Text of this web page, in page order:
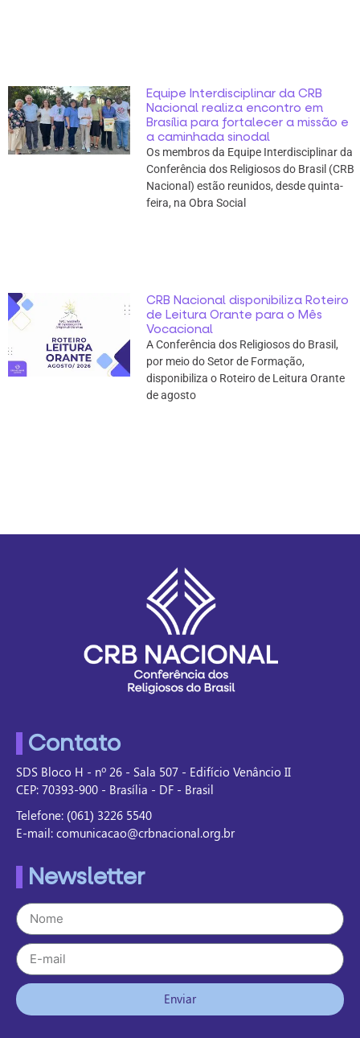
Equipe Interdisciplinar da CRB
Nacional realiza encontro em
Brasília para fortalecer a missão e
a caminhada sinodal
Os membros da Equipe Interdisciplinar da
Conferência dos Religiosos do Brasil (CRB
Nacional) estão reunidos, desde quinta-
feira, na Obra Social
CRB Nacional disponibiliza Roteiro
de Leitura Orante para o Mês
Vocacional
A Conferência dos Religiosos do Brasil,
por meio do Setor de Formação,
disponibiliza o Roteiro de Leitura Orante
de agosto
Contato
SDS Bloco H - nº 26 - Sala 507 - Edifício Venâncio II
CEP: 70393-900 - Brasília - DF - Brasil
Telefone: (061) 3226 5540
E-mail: comunicacao@crbnacional.org.br
Newsletter
Enviar